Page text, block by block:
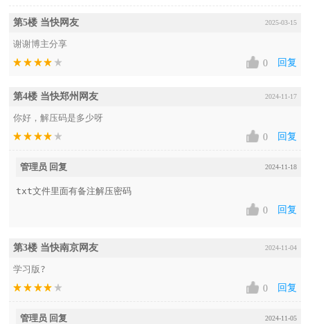
第5楼 当快网友 2025-03-15
谢谢博主分享
0
回复
第4楼 当快郑州网友 2024-11-17
你好，解压码是多少呀
0
回复
管理员 回复 2024-11-18
txt文件里面有备注解压密码
0
回复
第3楼 当快南京网友 2024-11-04
学习版?
0
回复
管理员 回复 2024-11-05